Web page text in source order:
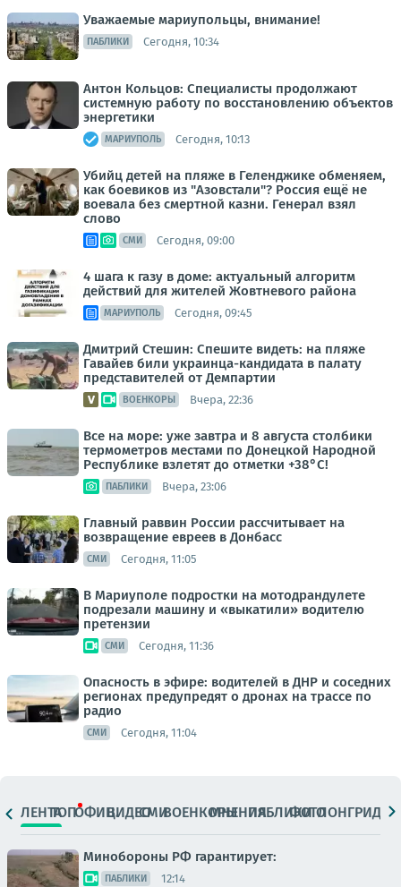
Уважаемые мариупольцы, внимание!
ПАБЛИКИ Сегодня, 10:34
Антон Кольцов: Специалисты продолжают
системную работу по восстановлению объектов
энергетики
МАРИУПОЛЬ Сегодня, 10:13
Убийц детей на пляже в Геленджике обменяем,
как боевиков из "Азовстали"? Россия ещё не
воевала без смертной казни. Генерал взял
слово
СМИ Сегодня, 09:00
4 шага к газу в доме: актуальный алгоритм
действий для жителей Жовтневого района
МАРИУПОЛЬ Сегодня, 09:45
Дмитрий Стешин: Спешите видеть: на пляже
Гавайев били украинца-кандидата в палату
представителей от Демпартии
ВОЕНКОРЫ Вчера, 22:36
Все на море: уже завтра и 8 августа столбики
термометров местами по Донецкой Народной
Республике взлетят до отметки +38°C!
ПАБЛИКИ Вчера, 23:06
Главный раввин России рассчитывает на
возвращение евреев в Донбасс
СМИ Сегодня, 11:05
В Мариуполе подростки на мотодрандулете
подрезали машину и «выкатили» водителю
претензии
СМИ Сегодня, 11:36
Опасность в эфире: водителей в ДНР и соседних
регионах предупредят о дронах на трассе по
радио
СМИ Сегодня, 11:04
ЛЕНТАТОПОФИЦ.ВИДЕОСМИВОЕНКОРЫМНЕНИЯПАБЛИКИ
ФОТОЛОНГРИДЫ
Минобороны РФ гарантирует:
ПАБЛИКИ 12:14